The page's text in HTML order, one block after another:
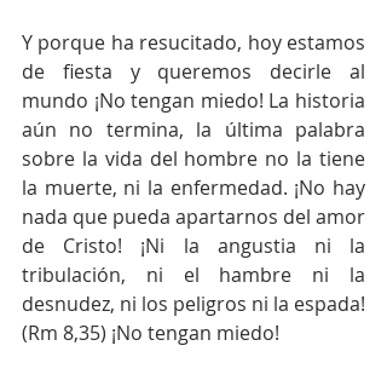
Y porque ha resucitado, hoy estamos
de fiesta y queremos decirle al
mundo ¡No tengan miedo! La historia
aún no termina, la última palabra
sobre la vida del hombre no la tiene
la muerte, ni la enfermedad. ¡No hay
nada que pueda apartarnos del amor
de Cristo! ¡Ni la angustia ni la
tribulación, ni el hambre ni la
desnudez, ni los peligros ni la espada!
(Rm 8,35) ¡No tengan miedo!